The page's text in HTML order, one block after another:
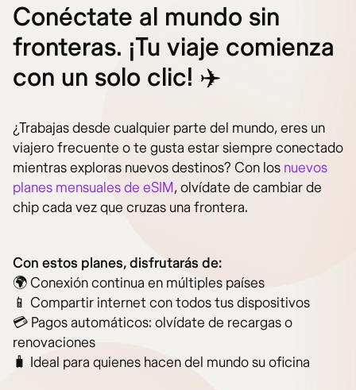
Conéctate al mundo sin
fronteras. ¡Tu viaje comienza
con un solo clic! ✈️
¿Trabajas desde cualquier parte del mundo, eres un
viajero frecuente o te gusta estar siempre conectado
mientras exploras nuevos destinos? Con los nuevos
planes mensuales de eSIM, olvídate de cambiar de
chip cada vez que cruzas una frontera.
Con estos planes, disfrutarás de:
🌍 Conexión continua en múltiples países
📱 Compartir internet con todos tus dispositivos
💳 Pagos automáticos: olvídate de recargas o
renovaciones
🧳 Ideal para quienes hacen del mundo su oficina